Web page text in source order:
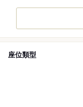
座位類型